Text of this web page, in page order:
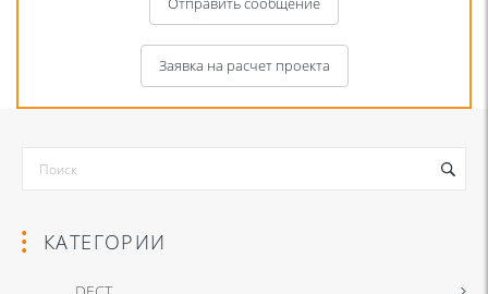
Заявка на расчет проекта
КАТЕГОРИИ